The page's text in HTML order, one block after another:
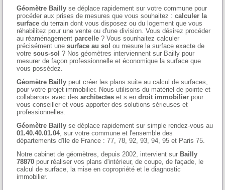
Géomètre Bailly se déplace rapidement sur votre commune pour
procéder aux prises de mesures que vous souhaitez :calculer la
surface du terrain dont vous disposez ou du logement que vous
réhabilitez pour une vente ou d'une division. Vous désirez procéder
au réaménagement parcelle ? Vous sounhaitez calculer
précisément unesurface au sol ou mesure la surface exacte de
votresous-sol ? Nos géomètres interviennent sur Bailly pour
mesurer de façon professionnelle et économique la surface que
vous possédez.
Géomètre Bailly peut créer les plans suite au calcul de surfaces,
pour votre projet immobilier. Nous utilisons du matériel de pointe et
collabarons avec desarchitectes et s endroit immobilier pour
vous conseiller et vous apporter des solutions sérieuses et
professionnelles.
Géomètre Bailly se déplace rapidement sur simple rendez-vous au
01.40.40.01.04, sur votre commune et l'ensemble des
départements d'Ile de France : 77, 78, 92, 93, 94, 95 et Paris 75.
Notre cabinet de géomètres, depuis 2002, intervient sur Bailly
78870 pour réaliser vos plans d'intérieur, de coupe, de façade, le
calcul de surface, la mise en copropriété et le diagnostic
immobilier.